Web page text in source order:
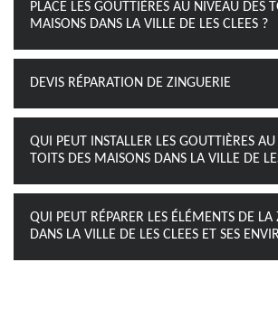
PLACE LES GOUTTIÈRES AU NIVEAU DES
MAISONS DANS LA VILLE DE LES CLEES ?
DEVIS RÉPARATION DE ZINGUERIE
QUI PEUT INSTALLER LES GOUTTIÈRES
TOITS DES MAISONS DANS LA VILLE DE
QUI PEUT RÉPARER LES ÉLÉMENTS DE LA
DANS LA VILLE DE LES CLEES ET SES